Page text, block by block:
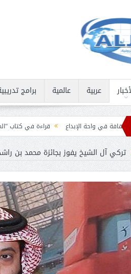
عربية عالمية برامج
قراءة في كتاب “الملك سلمان بن عبد
بمناسبة عيد الفطر
تركي آل الشيخ يفوز بجائزة محمد بن راشد